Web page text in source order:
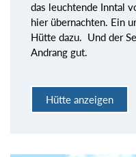
das leuchtende Inntal
hier übernachten. Ein
Hütte dazu. Und der
Andrang gut.
Hütte anzeigen